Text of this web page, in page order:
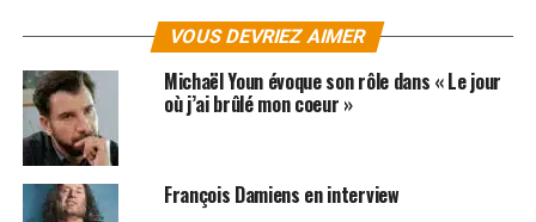
Label : Universal
SUJETS ASSOCIÉS: INTERVIEW SHERYFA LUNA
VOUS DEVRIEZ AIMER
Michaël Youn évoque son rôle dans « Le jour
où j’ai brûlé mon coeur »
François Damiens en interview